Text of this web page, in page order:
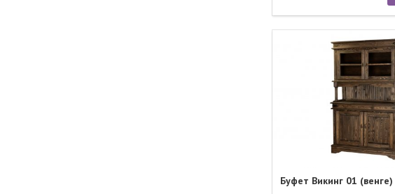
Буфет Викинг 01 (венге)